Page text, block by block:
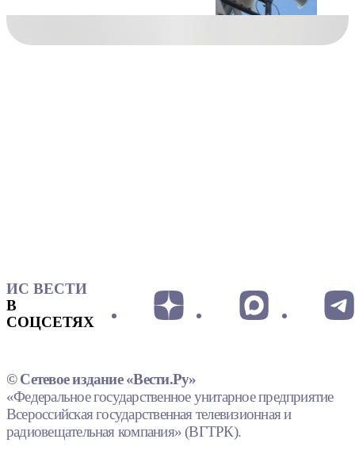
ИС ВЕСТИ
В
СОЦСЕТЯХ
© Сетевое издание «Вести.Ру»
«Федеральное государственное унитарное предприятие
Всероссийская государственная телевизионная и
радиовещательная компания» (ВГТРК).